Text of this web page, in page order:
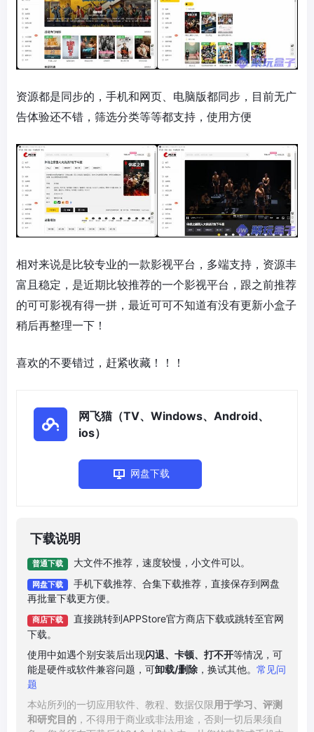
资源都是同步的，手机和网页、电脑版都同步，目前无广
告体验还不错，筛选分类等等都支持，使用方便
相对来说是比较专业的一款影视平台，多端支持，资源丰
富且稳定，是近期比较推荐的一个影视平台，跟之前推荐
的可可影视有得一拼，最近可可不知道有没有更新小盒子
稍后再整理一下！
喜欢的不要错过，赶紧收藏！！！
网飞猫（TV、Windows、Android、
ios）
网盘下载
下载说明
普通下载 大文件不推荐，速度较慢，小文件可以。
网盘下载
手机下载推荐、合集下载推荐，直接保存到网盘
再批量下载更方便。
商店下载
直接跳转到APPStore官方商店下载或跳转至官网
下载。
使用中如遇个别安装后出现闪退、卡顿、打不开等情况，可
能是硬件或软件兼容问题，可卸载/删除 ，换试其他。 常见问
题
本站所列的一切应用软件、教程、数据仅限 用于学习、评测
和研究目的 ，不得用于商业或非法用途，否则一切后果须自